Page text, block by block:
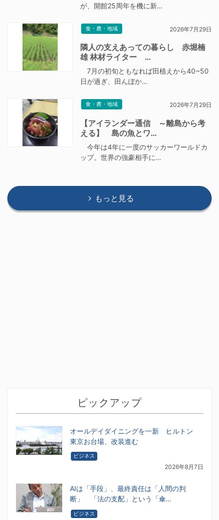
が、開館25周年を機に新…
食・農・地域 2026年7月29日
隣人の支えあっての暮らし 赤堀楠
雄 林材ライター …
7月の初旬ともなれば田植えから40~50
日が過ぎ、田んぼか…
食・農・地域 2026年7月29日
【アイランダー通信 ～離島から考
える】 島の魚とワ…
今年は4年に一度のサッカーワールドカ
ップ。世界の強豪相手に…
もっと見る
ピックアップ
オールデイダイニングを一新 ヒルトン
東京お台場、改装進む
ビジネス
2026年8月7日
AIは「手段」、最終責任は「人間の判
断」 「法の支配」という「傘…
ビジネス